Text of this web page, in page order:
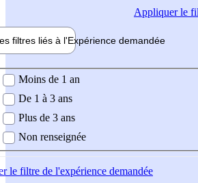
Appliquerle
filtres liés à l'Expérience demandée
demandée
Moins de 1 an
De 1 à 3 ans
Plus de 3 ans
Non renseignée
le filtre de l'expérience demandée